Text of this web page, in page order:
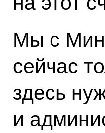
Мы с
сейчас
здесь
и